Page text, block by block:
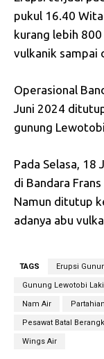
pukul 16.40
kurang lebih
vulkanik sampai
Operasional
Juni 2024
gunung
Pada Selasa, 18
di Bandara
Namun ditutup
adanya abu
TAGS Erupsi
Gunung Lewotobi
Nam Air
Pesawat Batal
Wings Air